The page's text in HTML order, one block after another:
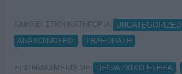
ΑΝΗΚΕΙ ΣΤΗΝ ΚΑΤΗΓΟΡΙΑ: UNCATEGORIZED
ΑΝΑΚΟΙΝΩΣΕΙΣ
ΤΗΛΕΟΡΑΣΗ
ΕΠΙΣΗΜΑΣΜΕΝΟ ΜΕ: ΠΕΙΘΑΡΧΙΚΟ ΕΣΗΕΑ